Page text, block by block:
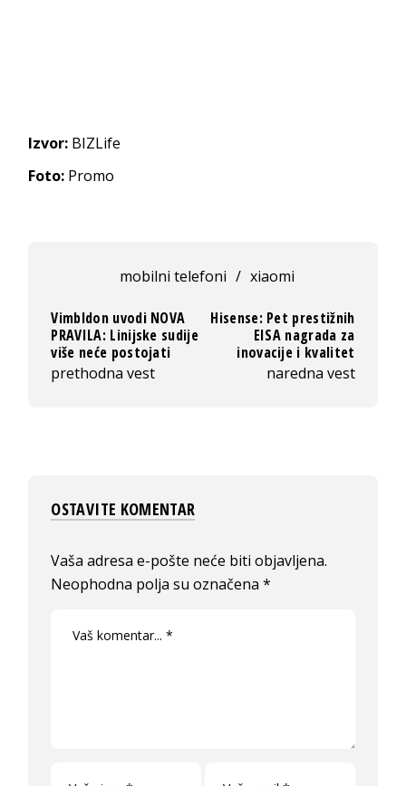
Izvor: BIZLife
Foto: Promo
mobilni telefoni / xiaomi
Vimbldon uvodi NOVA
PRAVILA: Linijske sudije
više neće postojati
prethodna vest
Hisense: Pet prestižnih
EISA nagrada za
inovacije i kvalitet
naredna vest
OSTAVITE KOMENTAR
Vaša adresa e-pošte neće biti objavljena.
Neophodna polja su označena*